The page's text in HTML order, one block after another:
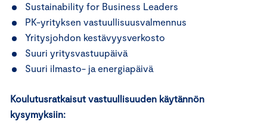
Sustainability for Business Leaders
PK-yrityksen vastuullisuusvalmennus
Yritysjohdon kestävyysverkosto
Suuri yritysvastuupäivä
Suuri ilmasto- ja energiapäivä
Koulutusratkaisut vastuullisuuden käytännön
kysymyksiin: